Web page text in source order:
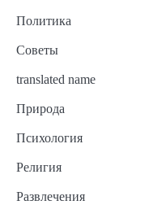
Политика
Советы
translated name
Природа
Психология
Религия
Развлечения